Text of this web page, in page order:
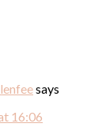
says
16:06